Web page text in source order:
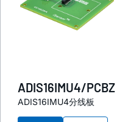
ADIS16IMU4/PCBZ
ADIS16IMU4分线板